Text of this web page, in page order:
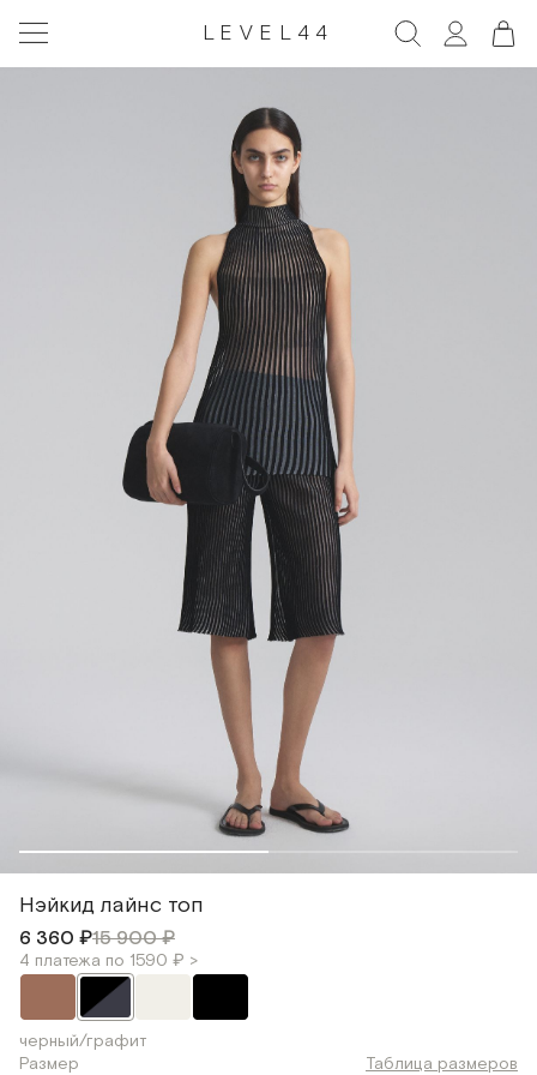
LEVEL44
Нэйкид лайнс топ
6 360 ₽15 900 ₽
4 платежа по 1590 ₽ >
черный/графит
Размер
Таблица размеров